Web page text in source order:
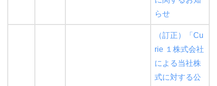
らせ
（訂正）「Cu
rie １株式会社
による当社株
式に対する公